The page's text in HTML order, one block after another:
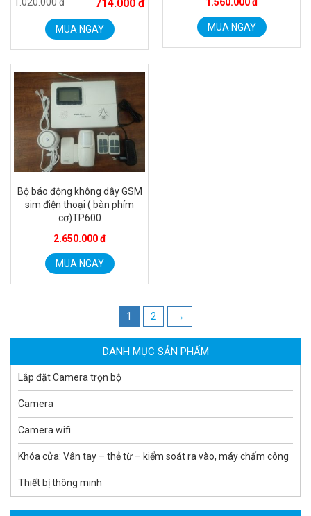
1.020.000 đ
714.000 đ
MUA NGAY
1.560.000 đ
MUA NGAY
Bộ báo động không dây GSM
sim điện thoại ( bàn phím
cơ)TP600
2.650.000 đ
MUA NGAY
1 2 →
DANH MỤC SẢN PHẨM
Lắp đặt Camera trọn bộ
Camera
Camera wifi
Khóa cửa: Vân tay – thẻ từ – kiểm soát ra vào, máy chấm công
Thiết bị thông minh
Camera tích hợp đầu báo nhiệt 2MP Hikfire HF-VH 221
1.679.000 đ
MUA NGAY
Camera tích hợp đầu báo nhiệt 2MP Hikfire HF-VH 223
2.039.000 đ